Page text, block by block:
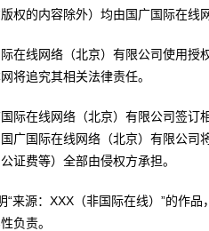
权的内容除外）均由国广国际在线
在线网络（北京）有限公司使用授
将追究其相关法律责任。
际在线网络（北京）有限公司签订
广国际在线网络（北京）有限公
证费等）全部由侵权方承担。
“来源：XXX（非国际在线）”的作
负责。